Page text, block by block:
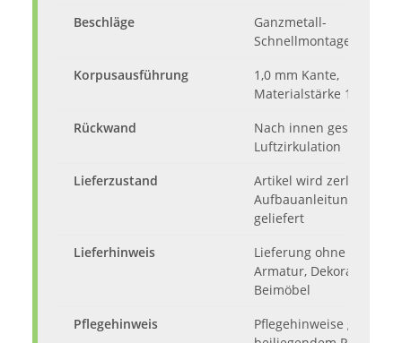
Beschläge
Ganzmetall-
Korpusausführung
1,0 mm Kante,
Materialstärke 16 mm
Rückwand
Nach innen gesetzt für
Luftzirkulation
Lieferzustand
Artikel wird zerlegt mit
Aufbauanleitung
geliefert
Lieferhinweis
Lieferung ohne Inhalt,
Armatur, Dekoration
Beimöbel
Pflegehinweis
Pflegehinweise gemäß